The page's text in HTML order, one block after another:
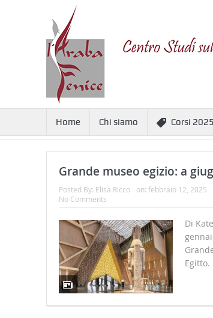
Home Chi siamo Corsi
Grande museo egizio: a
Posted By: Elisa Ricco on: febbraio 12, 2025
No Comments
Di
Egitto.